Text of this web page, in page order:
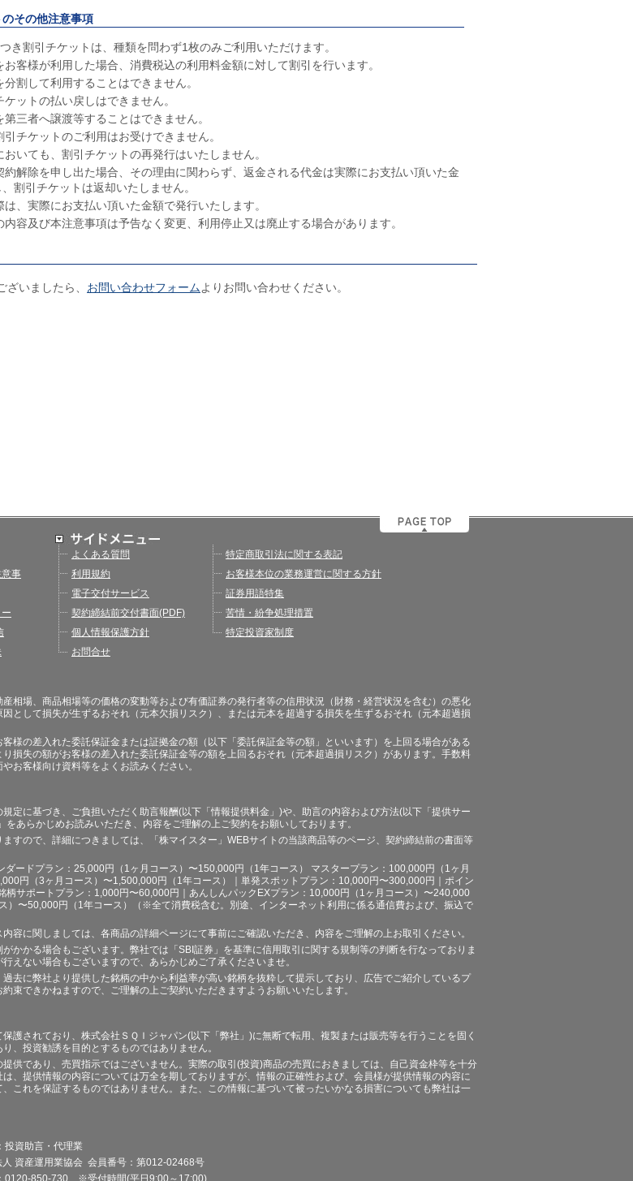
その他注意事項
き割引チケットは、種類を問わず1枚のみご利用いただけます。
客様が利用した場合、消費税込の利用料金額に対して割引を行います。
割して利用することはできません。
ットの払い戻しはできません。
三者へ譲渡等することはできません。
チケットのご利用はお受けできません。
おいても、割引チケットの再発行はいたしません。
約解除を申し出た場合、その理由に関わらず、返金される代金は実際にお支払い頂いた金
割引チケットは返却いたしません。
、実際にお支払い頂いた金額で発行いたします。
内容及び本注意事項は予告なく変更、利用停止又は廃止する場合があります。
ざいましたら、 お問い合わせフォームよりお問い合わせください。
事
よくある質問
利用規約
電子交付サービス
契約締結前交付書面(PDF)
個人情報保護方針
お問合せ
特定商取引法に関する表記
お客様本位の業務運営に関する方針
証券用語特集
苦情・紛争処理措置
特定投資家制度
相場、商品相場等の価格の変動等および有価証券の発行者等の信用状況（財務・経営状況を含む）の悪化
として損失が生ずるおそれ（元本欠損リスク）、または元本を超過する損失を生ずるおそれ（元本超過損
様の差入れた委託保証金または証拠金の額（以下「委託保証金等の額」といいます）を上回る場合がある
損失の額がお客様の差入れた委託保証金等の額を上回るおそれ（元本超過損リスク）があります。手数料
お客様向け資料等をよくお読みください。
定に基づき、ご負担いただく助言報酬(以下「情報提供料金」)や、助言の内容および方法(以下「提供サー
あらかじめお読みいただき、内容をご理解の上ご契約をお願いしております。
すので、詳細につきましては、「株マイスター」WEBサイトの当該商品等のページ、契約締結前の書面等
ードプラン：25,000円（1ヶ月コース）〜150,000円（1年コース） マスタープラン：100,000円（1ヶ月
円（3ヶ月コース）〜1,500,000円（1年コース）｜単発スポットプラン：10,000円〜300,000円｜ポイン
サポートプラン：1,000円〜60,000円｜あんしんパックEXプラン：10,000円（1ヶ月コース）〜240,000
）〜50,000円（1年コース）（※全て消費税含む。別途、インターネット利用に係る通信費および、振込で
容に関しましては、各商品の詳細ページにて事前にご確認いただき、内容をご理解の上お取引ください。
かかる場合もございます。弊社では「SBI証券」を基準に信用取引に関する規制等の判断を行なっておりま
えない場合もございますので、あらかじめご了承くださいませ。
去に弊社より提供した銘柄の中から利益率が高い銘柄を抜粋して提示しており、広告でご紹介しているプ
束できかねますので、ご理解の上ご契約いただきますようお願いいたします。
護されており、株式会社ＳＱＩジャパン(以下「弊社」)に無断で転用、複製または販売等を行うことを固く
、投資勧誘を目的とするものではありません。
供であり、売買指示ではございません。実際の取引(投資)商品の売買におきましては、自己資金枠等を十分
、提供情報の内容については万全を期しておりますが、情報の正確性および、会員様が提供情報の内容に
これを保証するものではありません。また、この情報に基づいて被ったいかなる損害についても弊社は一
投資助言・代理業
資産運用業協会 会員番号：第012-02468号
0120-850-730 ※受付時間(平日9:00～17:00)